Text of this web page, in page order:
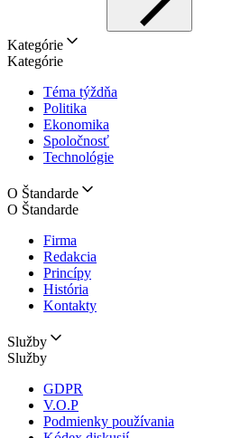
Kategórie
Kategórie
Téma týždňa
Politika
Ekonomika
Spoločnosť
Technológie
O Štandarde
O Štandarde
Firma
Redakcia
Princípy
História
Kontakty
Služby
Služby
GDPR
V.O.P
Podmienky používania